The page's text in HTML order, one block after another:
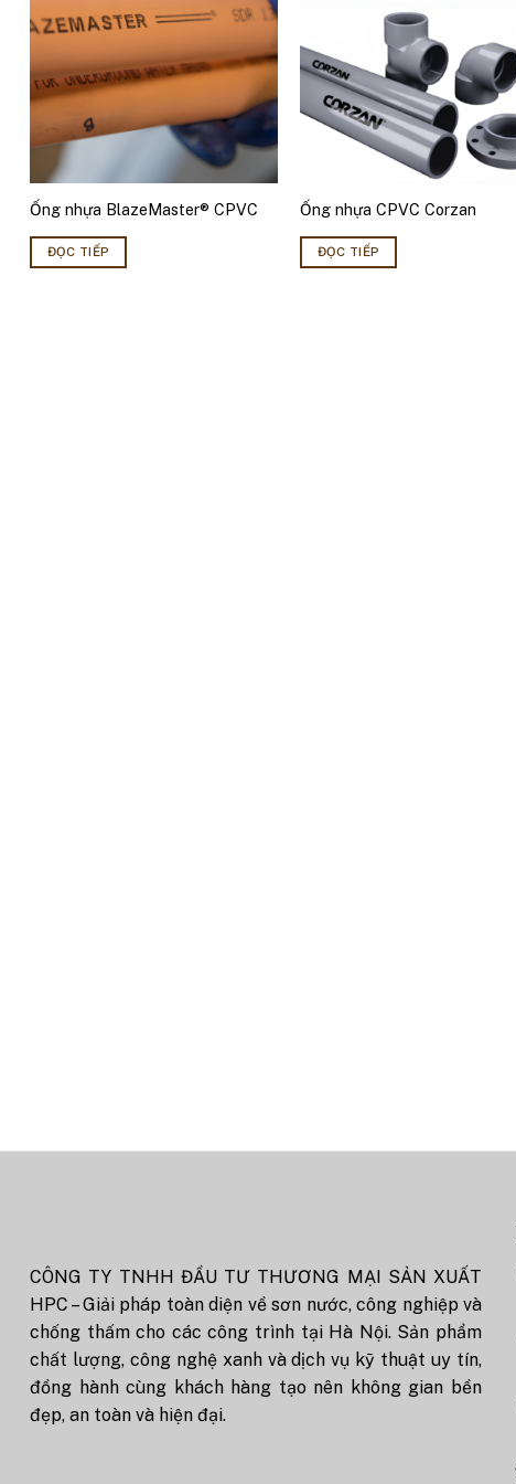
Ống nhựa BlazeMaster® CPVC
ĐỌC TIẾP
Ống nhựa CPVC Corzan
ĐỌC TIẾP
CÔNG TY TNHH ĐẦU TƯ THƯƠNG MẠI SẢN XUẤT
HPC – Giải pháp toàn diện về sơn nước, công nghiệp và
chống thấm cho các công trình tại Hà Nội. Sản phẩm
chất lượng, công nghệ xanh và dịch vụ kỹ thuật uy tín,
đồng hành cùng khách hàng tạo nên không gian bền
đẹp, an toàn và hiện đại.